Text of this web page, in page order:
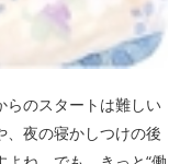
らのスタートは難しい
、夜の寝かしつけの後